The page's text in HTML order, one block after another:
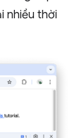
nhiều thời